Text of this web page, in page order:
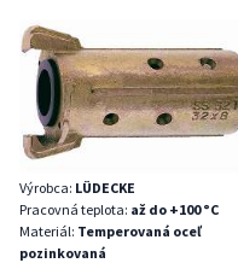
Výrobca: LÜDECKE
Pracovná teplota: až do +100 °C
Materiál: Temperovaná oceľ
pozinkovaná